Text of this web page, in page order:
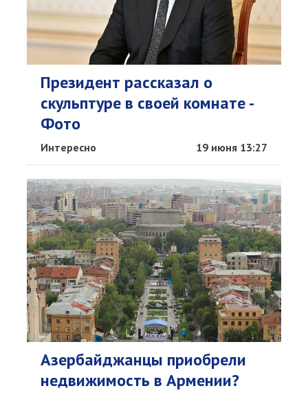
Президент рассказал о
скульптуре в своей комнате -
Фото
Интересно 19 июня 13:27
Азербайджанцы приобрели
недвижимость в Армении?